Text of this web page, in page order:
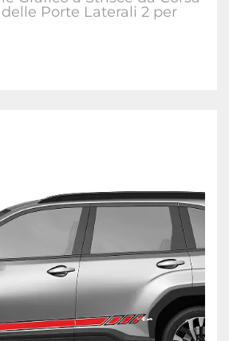
Porte Laterali 2 per